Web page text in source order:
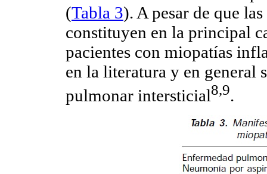
(Tabla 3). A pesar de que
constituyen en la principal
pacientes con miopatías
en la literatura y en general
pulmonar intersticial8,9.